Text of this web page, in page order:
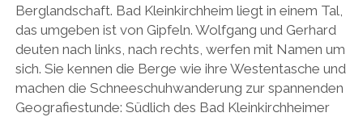
Berglandschaft. Bad Kleinkirchheim liegt in einem Tal,
das umgeben ist von Gipfeln. Wolfgang und Gerhard
deuten nach links, nach rechts, werfen mit Namen um
sich. Sie kennen die Berge wie ihre Westentasche und
machen die Schneeschuhwanderung zur spannenden
Geografiestunde: Südlich des Bad Kleinkirchheimer